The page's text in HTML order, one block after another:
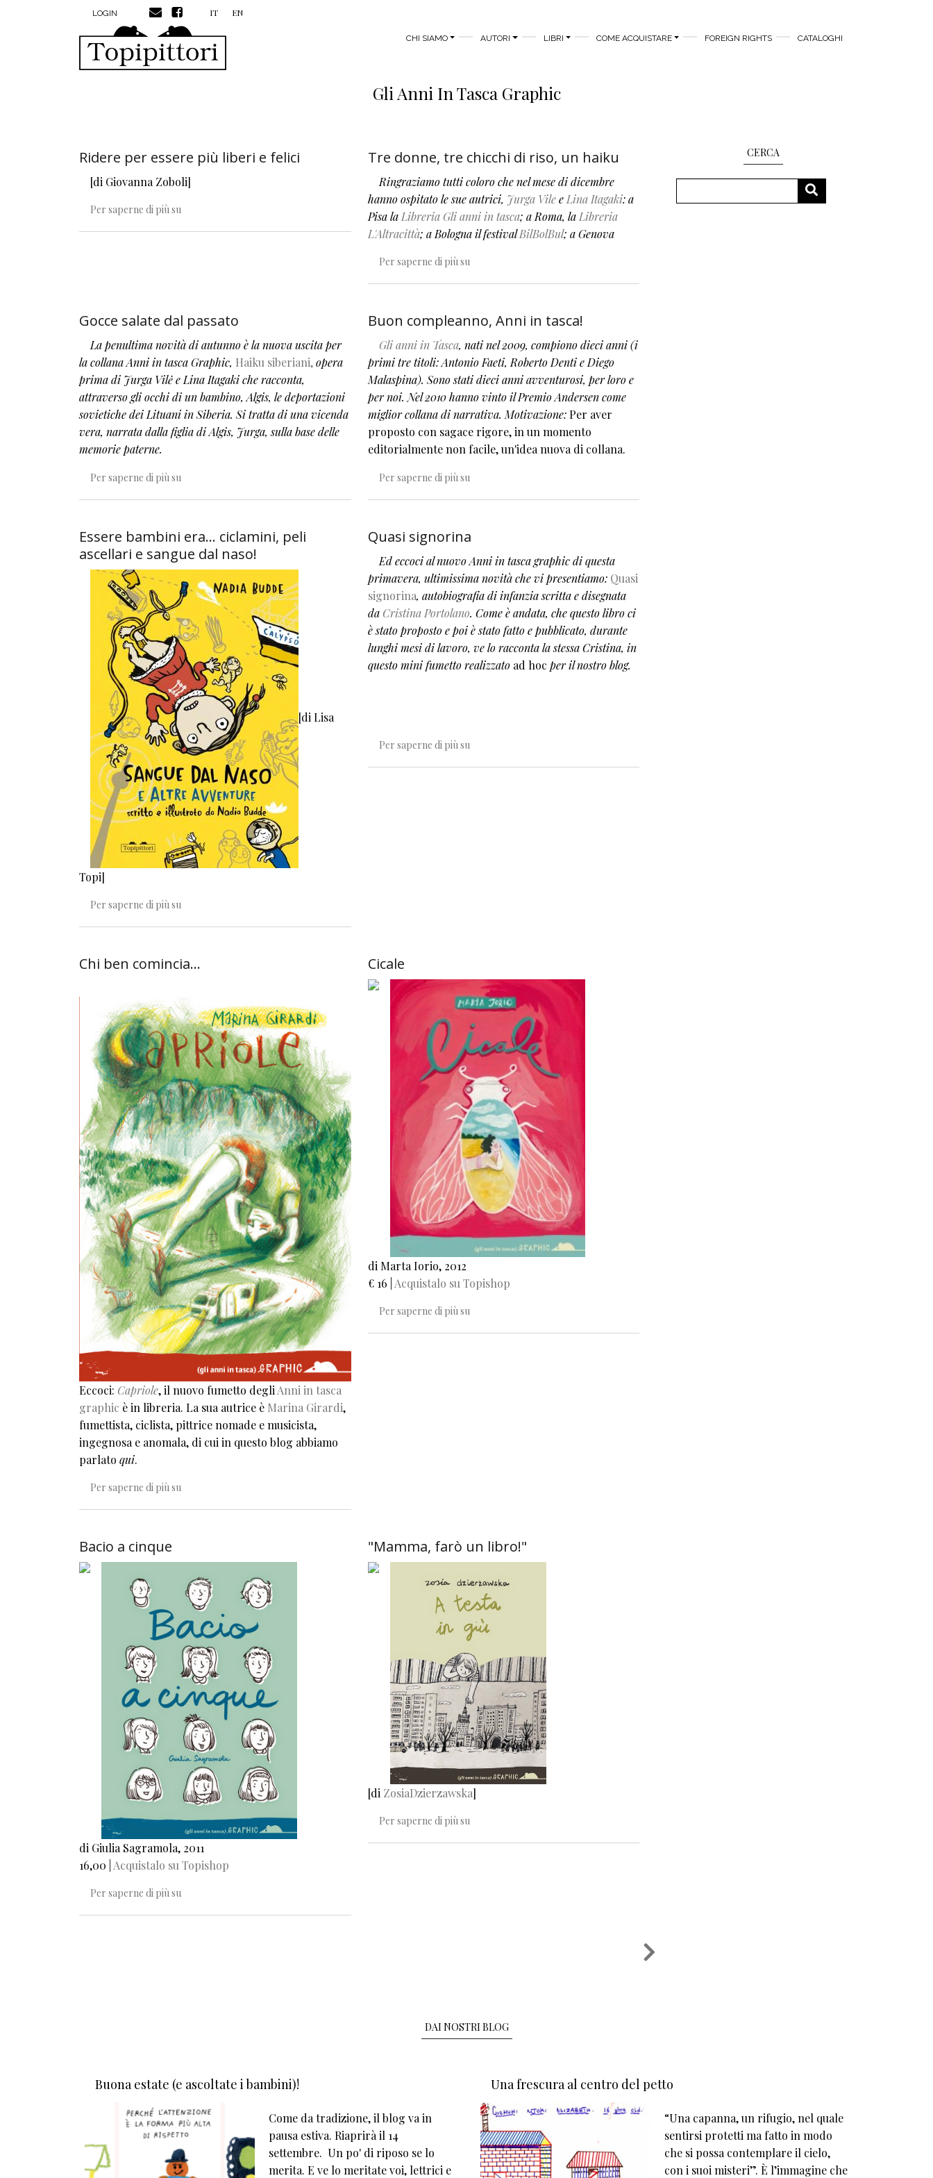
Salta al contenuto principale
MENU PROFILO UTENTE
LOGIN IT EN
MAIN MENU
CHI SIAMO AUTORI LIBRI COME ACQUISTARE FOREIGN RIGHTS CATALOGHI
Gli Anni In Tasca Graphic
Ridere per essere più liberi e felici
[di Giovanna Zoboli]
Per saperne di più su
Tre donne, tre chicchi di riso, un haiku
Ringraziamo tutti coloro che nel mese di dicembre
hanno ospitato le sue autrici, Jurga Vilee Lina Itagaki: a
Pisa la Libreria Gli anni in tasca; a Roma, la Libreria
L'Altracittà; a Bologna il festivalBilBolBul; a Genova
Per saperne di più suTre donne, tre chicchi di riso, un haiku
Gocce salate dal passato
La penultima novità di autunno è la nuova uscita per
la collana Anni in tasca Graphic, Haiku siberiani,opera
prima di Jurga Vilė e Lina Itagaki che racconta,
attraverso gli occhi di un bambino, Algis, le deportazioni
sovietiche dei Lituani in Siberia. Si tratta di una vicenda
vera, narrata dalla figlia di Algis, Jurga, sulla base delle
memorie paterne.
Per saperne di più su
Buon compleanno, Anni in tasca!
Gli anni in Tasca, nati nel 2009, compiono dieci anni (i
primi tre titoli: Antonio Faeti, Roberto Denti e Diego
Malaspina). Sono stati dieci anni avventurosi, per loro e
per noi. Nel 2010 hanno vinto il Premio Andersen come
miglior collana di narrativa. Motivazione: Per aver
proposto con sagace rigore, in un momento
editorialmente non facile, un'idea nuova di collana.
Per saperne di più suBuon compleanno, Anni in tasca!
Essere bambini era... ciclamini, peli
ascellari e sangue dal naso!
[di Lisa
Topi]
Per saperne di più su
Quasi signorina
Ed eccoci al nuovo Anni in tasca graphic di questa
primavera, ultimissima novità che vi presentiamo: Quasi
signorina, autobiografia di infanzia scritta e disegnata
da Cristina Portolano. Come è andata, che questo libro ci
è stato proposto e poi è stato fatto e pubblicato, durante
lunghi mesi di lavoro, ve lo racconta la stessa Cristina, in
questo mini fumetto realizzato ad hoc per il nostro blog.
Per saperne di più suQuasi signorina
Chi ben comincia...
Eccoci: Capriole, il nuovo fumetto degli Anni in tasca
graphic è in libreria. La sua autrice è Marina Girardi,
fumettista, ciclista, pittrice nomade e musicista,
ingegnosa e anomala, di cui in questo blog abbiamo
parlato qui.
Per saperne di più su
Cicale
di Marta Iorio, 2012
€ 16 | Acquistalo su Topishop
Per saperne di più suCicale
Bacio a cinque
di Giulia Sagramola, 2011
16,00 | Acquistalo su Topishop
Per saperne di più su
"Mamma, farò un libro!"
[di ZosiaDzierzawska]
Per saperne di più su"Mamma, farò un libro!"
CERCA
CERCA
DAI NOSTRI BLOG
Buona estate (e ascoltate i bambini)!
Come da tradizione, il blog va in
pausa estiva. Riaprirà il 14
settembre. Un po' di riposo se lo
merita. E ve lo meritate voi, lettrici e
Una frescura al centro del petto
“Una capanna, un rifugio, nel quale
sentirsi protetti ma fatto in modo
che si possa contemplare il cielo,
con i suoi misteri”. È l’immagine che